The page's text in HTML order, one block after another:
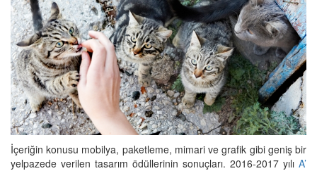
İçeriğin konusu mobilya, paketleme, mimari ve grafik gibi geniş bir
yelpazede verilen tasarım ödüllerinin sonuçları. 2016-2017 yılı A’